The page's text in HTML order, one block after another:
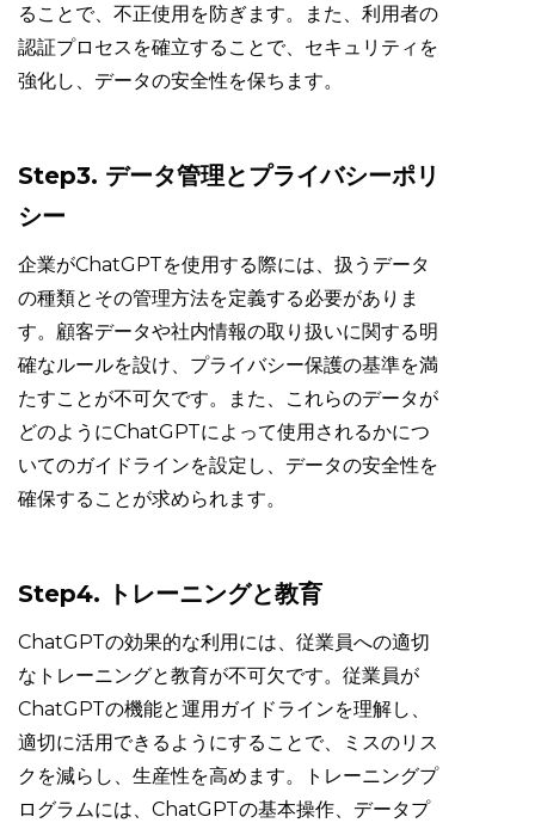
ることで、不正使用を防ぎます。また、利用者の
認証プロセスを確立することで、セキュリティを
強化し、データの安全性を保ちます。
Step3. データ管理とプライバシーポリ
シー
企業がChatGPTを使用する際には、扱うデータ
の種類とその管理方法を定義する必要がありま
す。顧客データや社内情報の取り扱いに関する明
確なルールを設け、プライバシー保護の基準を満
たすことが不可欠です。また、これらのデータが
どのようにChatGPTによって使用されるかにつ
いてのガイドラインを設定し、データの安全性を
確保することが求められます。
Step4. トレーニングと教育
ChatGPTの効果的な利用には、従業員への適切
なトレーニングと教育が不可欠です。従業員が
ChatGPTの機能と運用ガイドラインを理解し、
適切に活用できるようにすることで、ミスのリス
クを減らし、生産性を高めます。トレーニングプ
ログラムには、ChatGPTの基本操作、データプ